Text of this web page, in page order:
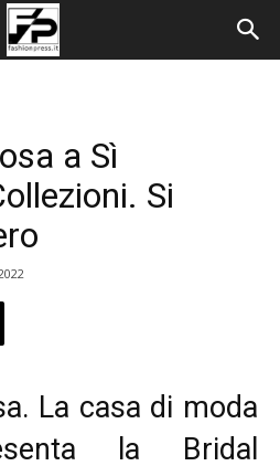
a Sì
Si
La casa di moda
la Bridal